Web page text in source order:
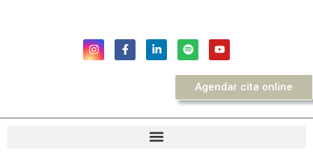
Agendar cita online